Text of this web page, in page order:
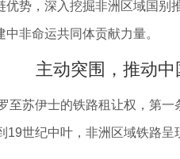
势，深入挖掘非洲区域国
非命运共同体贡献力量。
主动突围，推动中
苏伊士的铁路租让权，第一
世纪中叶，非洲区域铁路